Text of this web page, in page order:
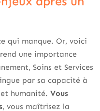
qui manque. Or, voici
une importance
Soins et Services
par sa capacité à
humanité. Vous
, vous maîtrisez la